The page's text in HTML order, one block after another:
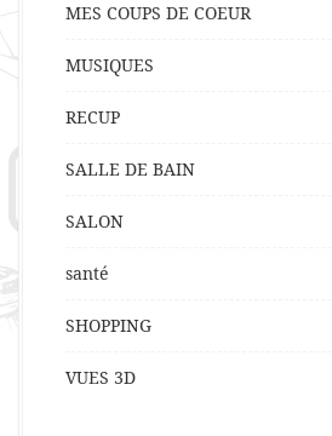
MES COUPS DE COEUR
MUSIQUES
RECUP
SALLE DE BAIN
SALON
santé
SHOPPING
VUES 3D